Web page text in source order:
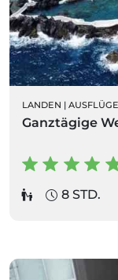
LANDEN |
Ganztägige
8 STD.